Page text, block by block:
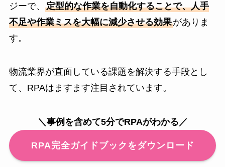
ジーで、 定型的な作業を自動化することで、人手
不足や作業ミスを大幅に減少させる効果がありま
す。
物流業界が直面している課題を解決する手段とし
て、RPAはますます注目されています。
＼事例を含めて5分でRPAがわかる／
RPA完全ガイドブックをダウンロード